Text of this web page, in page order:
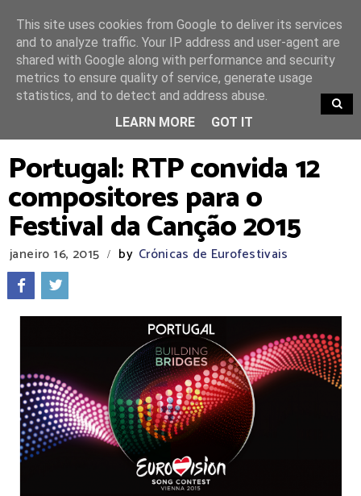
TRENDING
Portugal: RTP convida 12
compositores para o
Festival da Canção 2015
janeiro 16, 2015 / by Crónicas de Eurofestivais
This site uses cookies from Google to deliver its services
and to analyze traffic. Your IP address and user-agent are
shared with Google along with performance and security
metrics to ensure quality of service, generate usage
statistics, and to detect and address abuse.
LEARN MORE
GOT IT